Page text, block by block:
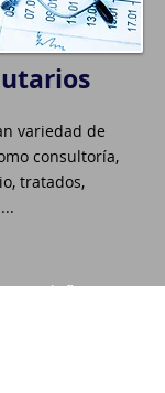
variedad de
consultoría,
tratados,
A, 7th floor,